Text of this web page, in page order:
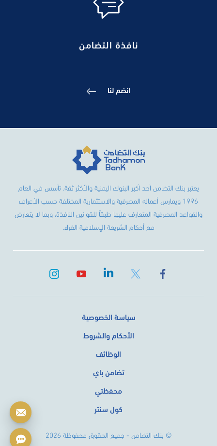
نافذة التضامن
انضم لنا
يعتبر بنك التضامن أحد أكبر البنوك اليمنية والأكثر ثقة. تأسس في العام
1996 ويمارس أعماله المصرفية والاستثمارية المختلفة حسب الأعراف
والقواعد المصرفية المتعارف عليها طبقاً للقوانين النافذة، وبما لا يتعارض
مع أحكام الشريعة الإسلامية الغراء.
سياسة الخصوصية
الأحكام والشروط
الوظائف
تضامن باي
محفظتي
كول سنتر
© بنك التضامن - جميع الحقوق محفوظة 2026